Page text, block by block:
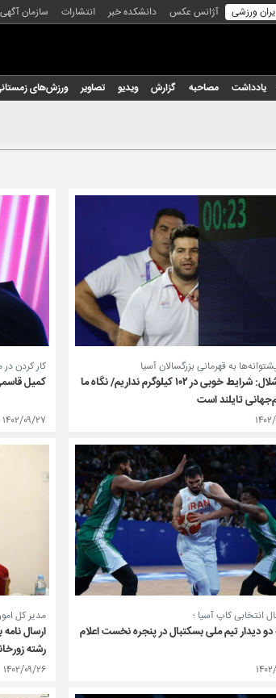
ورزشی آژانس عکس دانشکده خبر انتشارات سازمان
یادداشت مصاحبه گزارش ویدیو تصاویر ورزش‌های
به قهرمانی بزرگسالان آسیا
نصیرشلال: شرایط خوبی در ۱۰۲ کیلوگرم نداریم/ نگاه ما
تایلند است
۲۷
کار کردن
کمیل
۱۴۰۲/۰۹/۲۷
انتخابی کاپ آسیا ؛
دو دیدار تیم ملی بسکتبال در پنجره نخست اعلام
۲۶
مدیر کل
ارسال
رشته
۱۴۰۲/۰۹/۲۶